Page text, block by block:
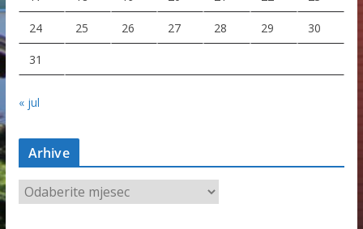
24 25 26 27 28 29 30
31
« jul
Arhive
A
r